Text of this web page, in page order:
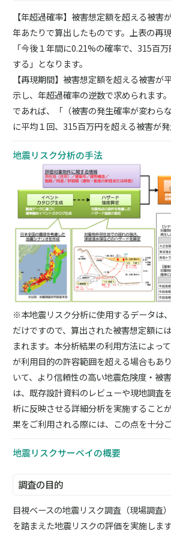
【年超過確率】被害想定額を超える被害
年あたりで算出したものです。上表の再
「今後１年間に0.21%の確率で、315百
する」となります。
【再現期間】被害想定額を超える被害が
示し、年超過確率の逆数で求められます
であれば、「（被害の発生確率が変わら
に平均１回、315百万円を超える被害が発
地震リスク分析の手法
※本地震リスク分析に使用するデータは
だけですので、算出された被害想定額に
まれます。本分析結果の利用方法によっ
が利用目的の許容範囲を超える場合もあ
いて、より信頼性の高い地震危険度・被
は、既存設計資料のレビューや現地調査
析に反映させる詳細分析を実施すること
果をご利用される際には、この点を十分
地震リスクサーベイの概要
調査の目的
目視ベースの地震リスク調査（現場調査
を踏まえた地震リスクの評価を実施します